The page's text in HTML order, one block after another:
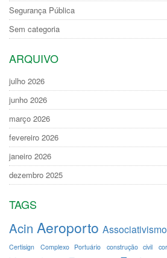
Segurança Pública
Sem categoria
ARQUIVO
julho 2026
junho 2026
março 2026
fevereiro 2026
janeiro 2026
dezembro 2025
TAGS
Acin Aeroporto Associativismo
Certisign Complexo Portuário construção civil